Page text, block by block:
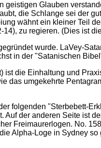
Glauben
die Schlange sei der
wähnt ein kleiner Teil
zu regieren. (Dies ist
wurde. LaVey-
in der "Satanischen
ist die Einhaltung und
umgekehrte
folgenden "Sterbebett-
der anderen Seite ist
Freimaurerlogen. No.
Alpha-Loge in Sydney